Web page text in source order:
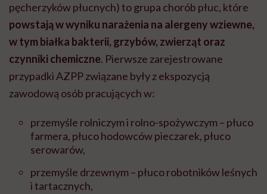
pęcherzyków płucnych) to grupa chorób płuc, które
powstają w wyniku narażenia na alergeny wziewne,
w tym białka bakterii, grzybów, zwierząt oraz
czynniki chemiczne. Pierwsze zarejestrowane
przypadki AZPP związane były z ekspozycją
zawodową osób pracujących w:
przemyśle rolniczym i rolno-spożywczym – płuco
farmera, płuco hodowców pieczarek, płuco
serowarów,
przemyśle drzewnym – płuco robotników leśnych
i tartacznych,